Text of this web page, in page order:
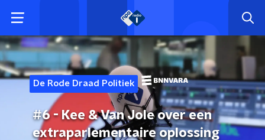
De Rode Draad Politiek
#6 - Kee & Van Jole over een
extraparlementaire oplossing